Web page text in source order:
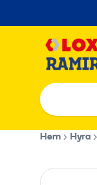
till
Hem Hyra